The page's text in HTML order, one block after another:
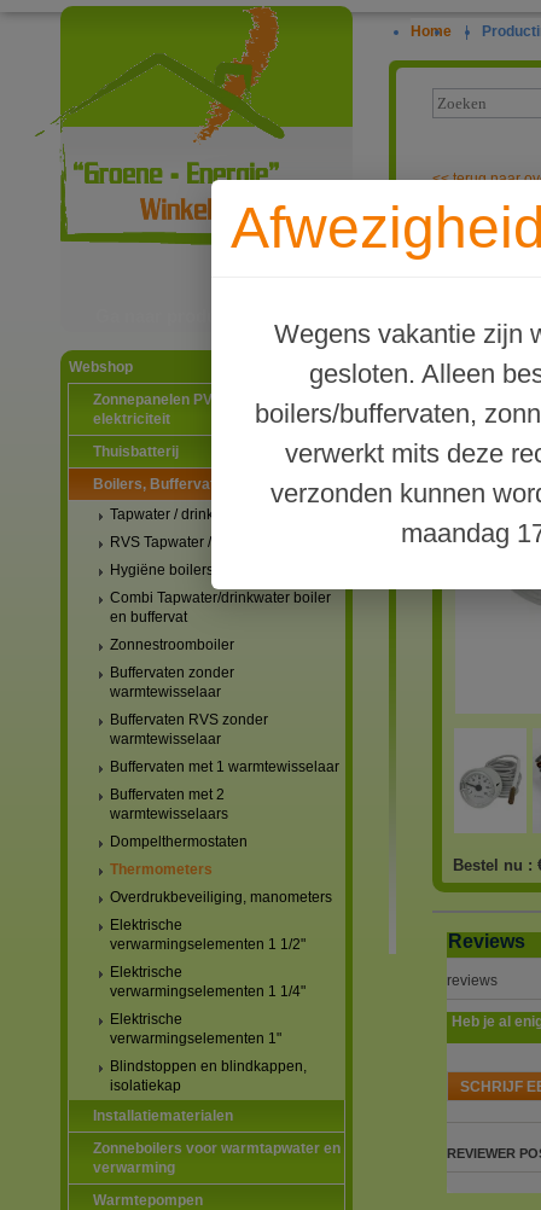
Webshop
Zonnepanelen PV-systemen
elektriciteit
Thuisbatterij
Boilers, Buffervaten en toebehoren
Tapwater / drinkwater boilers
RVS Tapwater / drinkwater boilers
Hygiëne boilers
Combi Tapwater/drinkwater boiler
en buffervat
Zonnestroomboiler
Buffervaten zonder
warmtewisselaar
Buffervaten RVS zonder
warmtewisselaar
Buffervaten met 1 warmtewisselaar
Buffervaten met 2
warmtewisselaars
Dompelthermostaten
Thermometers
Overdrukbeveiliging, manometers
Elektrische
verwarmingselementen 1 1/2"
Elektrische
verwarmingselementen 1 1/4"
Elektrische
verwarmingselementen 1"
Blindstoppen en blindkappen,
isolatiekap
Installatiematerialen
Zonneboilers voor warmtapwater en
verwarming
Warmtepompen
Home |
Wegens vakantie zijn
gesloten. Alleen
boilers/buffervaten,
verwerkt mits deze
verzonden kunnen
maandag
<<terug naar
Thermometer
met 1,5m
Bestel nu :
Reviews
reviews
Heb je al
SCHRIJF
REVIEWER